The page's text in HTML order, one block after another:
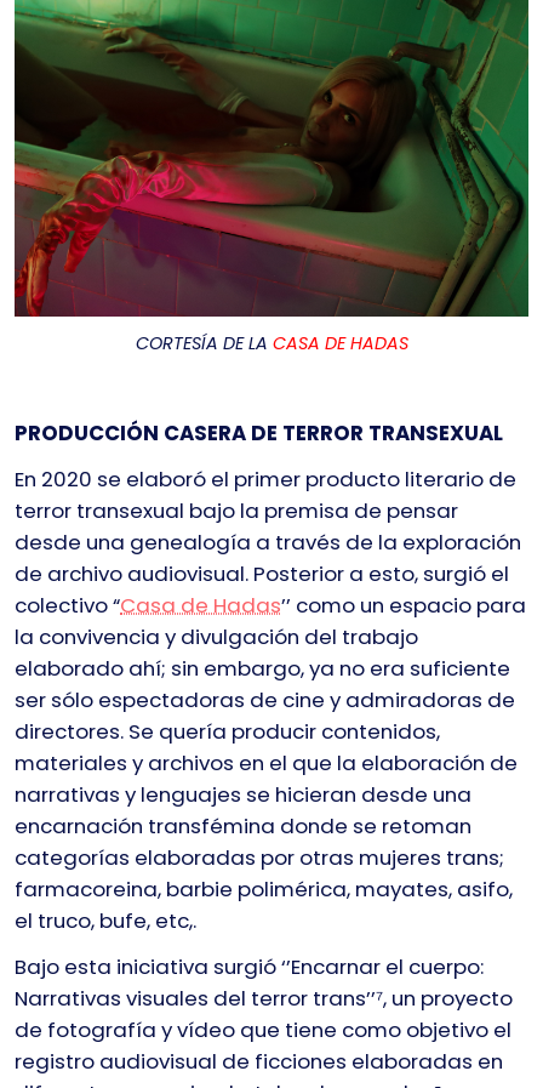
CORTESÍA DE LA CASA DE HADAS
PRODUCCIÓN CASERA DE TERROR TRANSEXUAL
En 2020 se elaboró el primer producto literario de
terror transexual bajo la premisa de pensar
desde una genealogía a través de la exploración
de archivo audiovisual. Posterior a esto, surgió el
colectivo “Casa de Hadas’’ como un espacio para
la convivencia y divulgación del trabajo
elaborado ahí; sin embargo, ya no era suficiente
ser sólo espectadoras de cine y admiradoras de
directores. Se quería producir contenidos,
materiales y archivos en el que la elaboración de
narrativas y lenguajes se hicieran desde una
encarnación transfémina donde se retoman
categorías elaboradas por otras mujeres trans;
farmacoreina, barbie polimérica, mayates, asifo,
el truco, bufe, etc,.
Bajo esta iniciativa surgió ‘’Encarnar el cuerpo:
Narrativas visuales del terror trans’’⁷, un proyecto
de fotografía y vídeo que tiene como objetivo el
registro audiovisual de ficciones elaboradas en